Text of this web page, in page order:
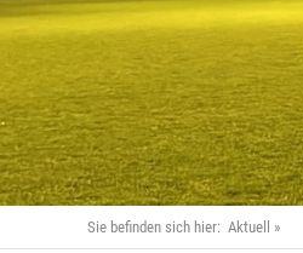
Sie befinden sich hier: Aktuell